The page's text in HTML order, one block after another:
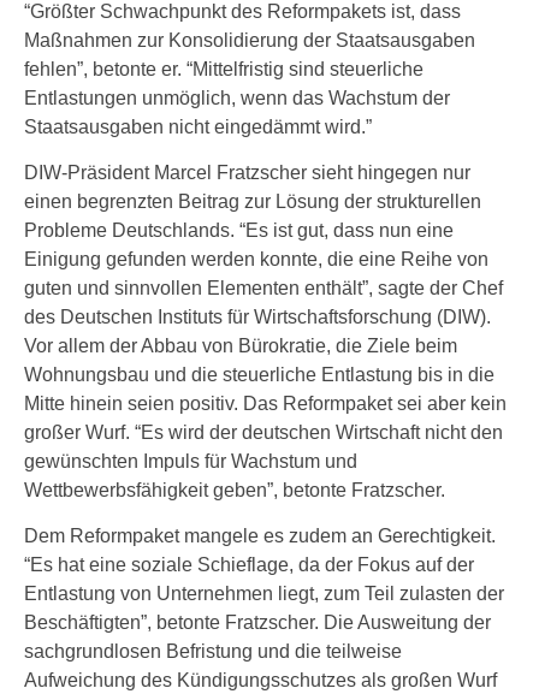
“Größter Schwachpunkt des Reformpakets ist, dass
Maßnahmen zur Konsolidierung der Staatsausgaben
fehlen”, betonte er. “Mittelfristig sind steuerliche
Entlastungen unmöglich, wenn das Wachstum der
Staatsausgaben nicht eingedämmt wird.”
DIW-Präsident Marcel Fratzscher sieht hingegen nur
einen begrenzten Beitrag zur Lösung der strukturellen
Probleme Deutschlands. “Es ist gut, dass nun eine
Einigung gefunden werden konnte, die eine Reihe von
guten und sinnvollen Elementen enthält”, sagte der Chef
des Deutschen Instituts für Wirtschaftsforschung (DIW).
Vor allem der Abbau von Bürokratie, die Ziele beim
Wohnungsbau und die steuerliche Entlastung bis in die
Mitte hinein seien positiv. Das Reformpaket sei aber kein
großer Wurf. “Es wird der deutschen Wirtschaft nicht den
gewünschten Impuls für Wachstum und
Wettbewerbsfähigkeit geben”, betonte Fratzscher.
Dem Reformpaket mangele es zudem an Gerechtigkeit.
“Es hat eine soziale Schieflage, da der Fokus auf der
Entlastung von Unternehmen liegt, zum Teil zulasten der
Beschäftigten”, betonte Fratzscher. Die Ausweitung der
sachgrundlosen Befristung und die teilweise
Aufweichung des Kündigungsschutzes als großen Wurf